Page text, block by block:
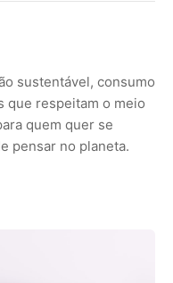
sustentável, consumo
que respeitam o meio
quem quer se
pensar no planeta.